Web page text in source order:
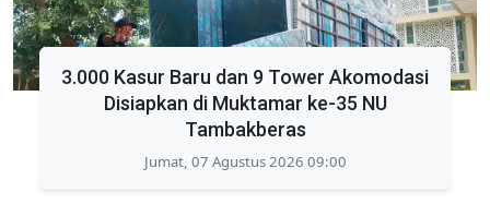
3.000 Kasur Baru dan 9 Tower Akomodasi
Disiapkan di Muktamar ke-35 NU
Tambakberas
Jumat, 07 Agustus 2026 09:00